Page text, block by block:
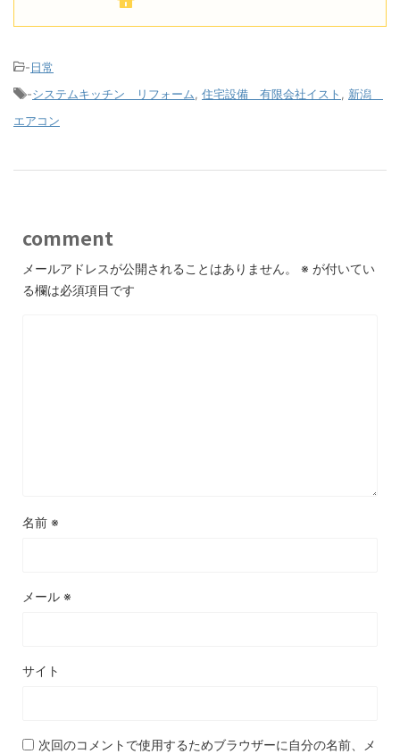
-日常
-システムキッチン リフォーム, 住宅設備 有限会社イスト , 新潟
エアコン
comment
メールアドレスが公開されることはありません。 ※ が付いてい
る欄は必須項目です
名前 ※
メール ※
サイト
次回のコメントで使用するためブラウザーに自分の名前、メ